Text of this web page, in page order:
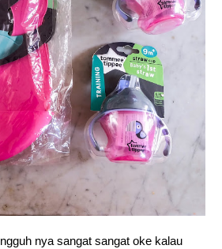
nya sangat sangat oke kalau